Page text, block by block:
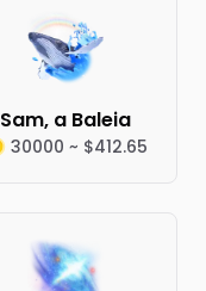
Sam, a Baleia
30000 ~ $412.65